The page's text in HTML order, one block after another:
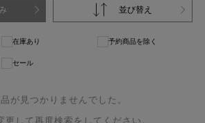
並び替え
在庫あり 予約商品を除く
セール
が見つかりませんでした。
更して再度検索をしてください。